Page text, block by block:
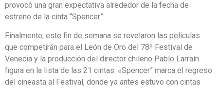
provocó una gran expectativa alrededor de la fecha de
estreno de la cinta “Spencer”.
Finalmente, este fin de semana se revelaron las películas
que competirán para el León de Oro del 78º Festival de
Venecia y la producción del director chileno Pablo Larraín
figura en la lista de las 21 cintas. «Spencer” marca el regreso
del cineasta al Festival, donde ya antes estuvo con cintas